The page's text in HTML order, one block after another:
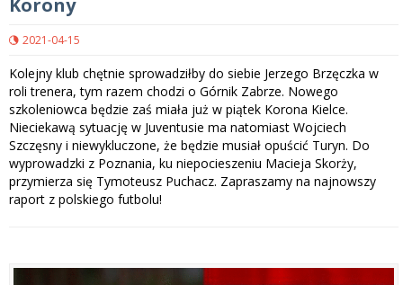
Korony
2021-04-15
Kolejny klub chętnie sprowadziłby do siebie Jerzego Brzęczka w
roli trenera, tym razem chodzi o Górnik Zabrze. Nowego
szkoleniowca będzie zaś miała już w piątek Korona Kielce.
Nieciekawą sytuację w Juventusie ma natomiast Wojciech
Szczęsny i niewykluczone, że będzie musiał opuścić Turyn. Do
wyprowadzki z Poznania, ku niepocieszeniu Macieja Skorży,
przymierza się Tymoteusz Puchacz. Zapraszamy na najnowszy
raport z polskiego futbolu!